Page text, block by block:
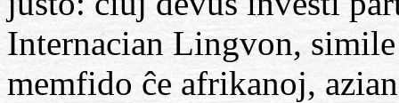
Internacian Lingvon,
memfido ĉe afrikanoj,